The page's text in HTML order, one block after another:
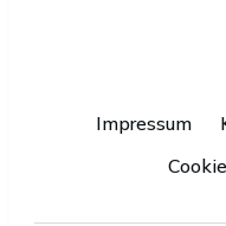
Impressum